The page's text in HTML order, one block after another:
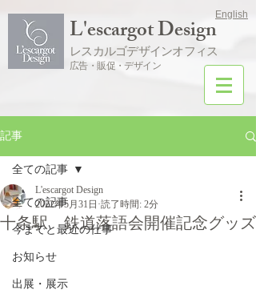
English
L'escargot Design
レスカルゴデザインオフィス
広告・販促・デザイン
記事
全ての記事
今までと最近の仕事
お知らせ
出展・展示
全ての記事
十条駅 鉄道落語会開催記念グッズ
L'escargot Design
2022年5月31日 読了時間: 2分